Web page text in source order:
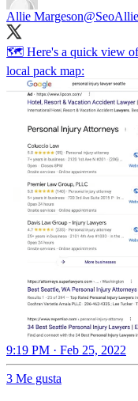
Allie Margeson@SeoAllie
🗺️ Here's a quick view of
local pack map:
9:19 PM · Feb 25, 2022
3 Me gusta